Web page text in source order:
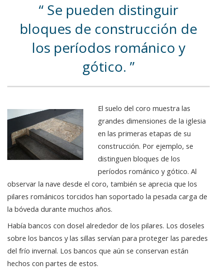
Se pueden distinguir
bloques de construcción de
los períodos románico y
gótico.
El suelo del coro muestra las
grandes dimensiones de la iglesia
en las primeras etapas de su
construcción. Por ejemplo, se
distinguen bloques de los
períodos románico y gótico. Al
observar la nave desde el coro, también se aprecia que los
pilares románicos torcidos han soportado la pesada carga de
la bóveda durante muchos años.
Había bancos con dosel alrededor de los pilares. Los doseles
sobre los bancos y las sillas servían para proteger las paredes
del frío invernal. Los bancos que aún se conservan están
hechos con partes de estos.